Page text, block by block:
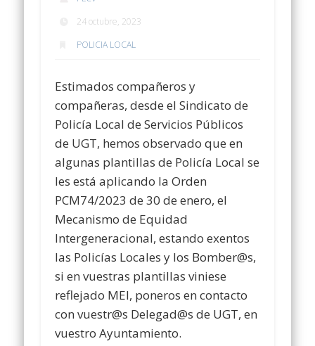
24 octubre, 2023
POLICIA LOCAL
Estimados compañeros y
compañeras, desde el Sindicato de
Policía Local de Servicios Públicos
de UGT, hemos observado que en
algunas plantillas de Policía Local se
les está aplicando la Orden
PCM74/2023 de 30 de enero, el
Mecanismo de Equidad
Intergeneracional, estando exentos
las Policías Locales y los Bomber@s,
si en vuestras plantillas viniese
reflejado MEI, poneros en contacto
con vuestr@s Delegad@s de UGT, en
vuestro Ayuntamiento.